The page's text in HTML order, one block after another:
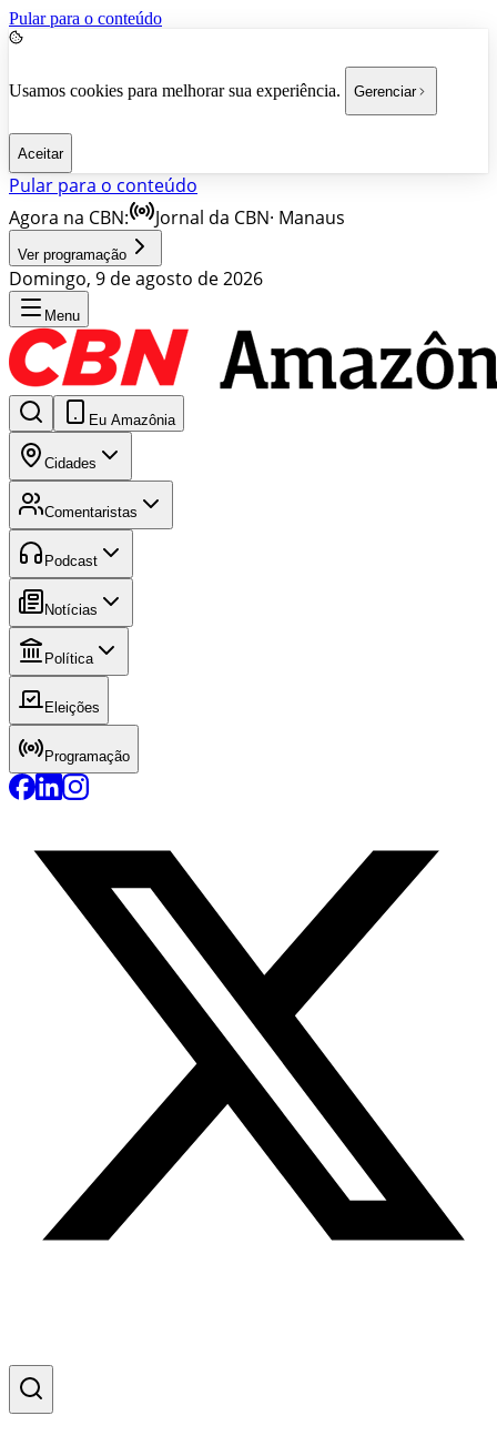
Pular para o conteúdo
Usamos cookies para melhorar sua experiência. Gerenciar
Aceitar
Pular para o conteúdo
Agora na CBN:
Jornal da CBN· Manaus
Ver programação
Domingo, 9 de agosto de 2026
Menu
Eu Amazônia
Cidades
Comentaristas
Podcast
Notícias
Política
Eleições
Programação